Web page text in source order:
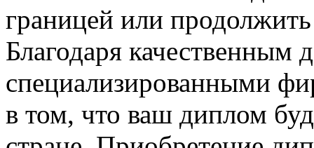
границей или
Благодаря качественным
специализированными
в том, что ваш диплом